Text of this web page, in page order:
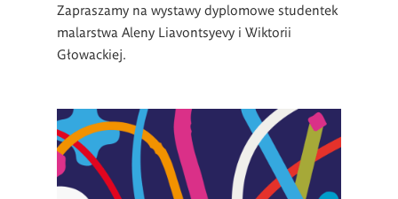
Zapraszamy na wystawy dyplomowe studentek
malarstwa Aleny Liavontsyevy i Wiktorii
Głowackiej.